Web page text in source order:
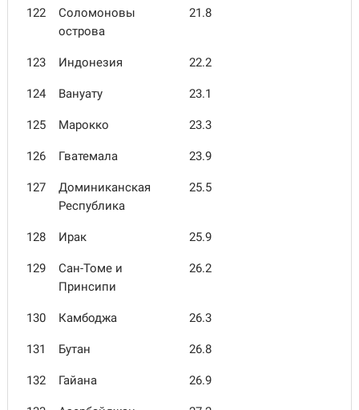
122
Соломоновы
острова
21.8
123 Индонезия 22.2
124 Вануату 23.1
125 Марокко 23.3
126 Гватемала 23.9
127
Доминиканская
Республика
25.5
128 Ирак 25.9
129
Сан-Томе и
Принсипи
26.2
130 Камбоджа 26.3
131 Бутан 26.8
132 Гайана 26.9